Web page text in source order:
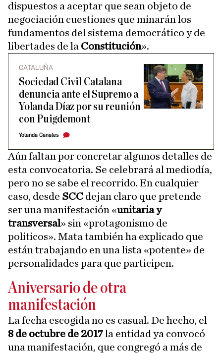
dispuestos a aceptar que sean objeto de
negociación cuestiones que minarán los
fundamentos del sistema democrático y de
libertades de la Constitución».
CATALUÑA
Sociedad Civil Catalana
denuncia ante el Supremo a
Yolanda Díaz por su reunión
con Puigdemont
Yolanda Canales
Aún faltan por concretar algunos detalles de
esta convocatoria. Se celebrará al mediodía,
pero no se sabe el recorrido. En cualquier
caso, desde SCC dejan claro que pretende
ser una manifestación «unitaria y
transversal» sin «protagonismo de
políticos». Mata también ha explicado que
están trabajando en una lista «potente» de
personalidades para que participen.
Aniversario de otra
manifestación
La fecha escogida no es casual. De hecho, el
8 de octubre de 2017la entidad ya convocó
una manifestación, que congregó a más de